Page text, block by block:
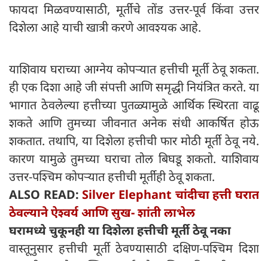
फायदा मिळवण्यासाठी, मूर्तीचे तोंड उत्तर-पूर्व किंवा उत्तर
दिशेला आहे याची खात्री करणे आवश्यक आहे.
याशिवाय घराच्या आग्नेय कोपऱ्यात हत्तीची मूर्ती ठेवू शकता.
ही एक दिशा आहे जी संपत्ती आणि समृद्धी नियंत्रित करते. या
भागात ठेवलेल्या हत्तीच्या पुतळ्यामुळे आर्थिक स्थिरता वाढू
शकते आणि तुमच्या जीवनात अनेक संधी आकर्षित होऊ
शकतात. तथापि, या दिशेला हत्तीची फार मोठी मूर्ती ठेवू नये.
कारण यामुळे तुमच्या घराचा तोल बिघडू शकतो. याशिवाय
उत्तर-पश्चिम कोपऱ्यात हत्तीची मूर्तीही ठेवू शकता.
ALSO READ: Silver Elephant चांदीचा हत्ती घरात
ठेवल्याने ऐश्वर्य आणि सुख- शांती लाभेल
घरामध्ये चुकूनही या दिशेला हत्तीची मूर्ती ठेवू नका
वास्तूनुसार हत्तीची मूर्ती ठेवण्यासाठी दक्षिण-पश्चिम दिशा